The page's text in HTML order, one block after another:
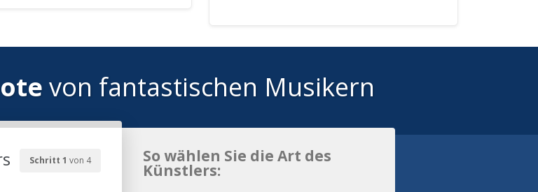
von fantastischen Musikern
Schritt 1 von 4 So wählen Sie die Art des
Künstlers: